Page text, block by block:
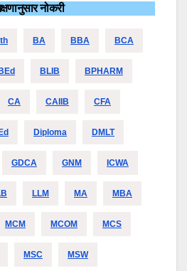
नोकरी
BA BBA BCA
BLIB BPHARM
CA CAIIB CFA
Diploma DMLT
GDCA GNM ICWA
LLM MA MBA
MCM MCOM MCS
MSC MSW